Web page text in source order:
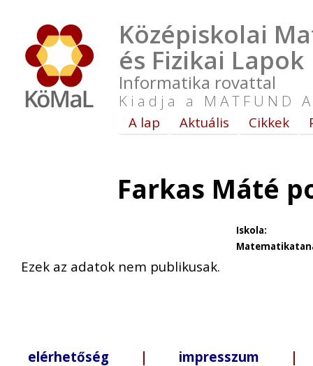
Középiskolai
és Fizikai Lapok
Informatika rovattal
Kiadja a MATFUND
A lap Aktuális Cikkek
Farkas Máté
Iskola:
Ezek az adatok nem publikusak.
elérhetőség | impresszum |